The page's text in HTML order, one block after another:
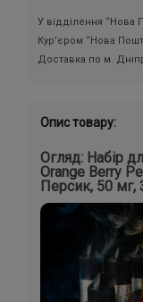
У відділення “Нова
Кур’єром “Нова
Доставка по м.
Опис товару:
Огляд: Набір
Orange Berry
Персик, 50 мг,